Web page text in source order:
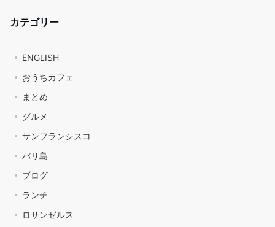
カテゴリー
ENGLISH
おうちカフェ
まとめ
グルメ
サンフランシスコ
バリ島
ブログ
ランチ
ロサンゼルス